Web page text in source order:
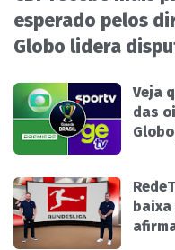
esperado pelos
Globo lidera
Veja
das